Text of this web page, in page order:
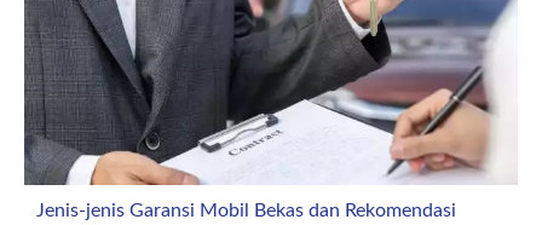
Jenis-jenis Garansi Mobil Bekas dan Rekomendasi